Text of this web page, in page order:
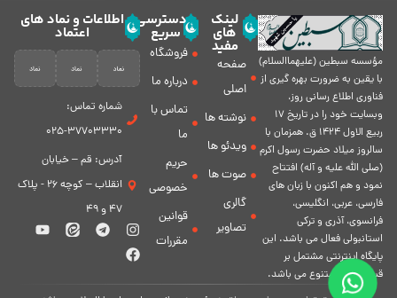
مؤسسه سبطين (عليهماالسلام)
با يقين به ضرورت بهره گیرى از
فناورى اطلاع رسانى روز،
وبسایت خود را در تاريخ 17
ربيع الاول 1424 ق. همزمان با
سالروز ميلاد حضرت رسول اكرم
(صلی الله علیه و آله) افتتاح
نمود و هم اكنون با زبان های
فارسی، عربى، انگلیسی،
فرانسوی، آذری و ترکی
استانبولی فعال مى باشد. اين
پايگاه اينترنتى مشتمل بر
قسمت هاى متنوع مى باشد.
لینک
های
مفید
صفحه
اصلی
نوشته ها
ویدئو ها
صوت ها
گالری
تصاویر
دسترسی
سریع
فروشگاه
درباره ما
تماس با
ما
حریم
خصوصی
قوانین
مقررات
اطلاعات و نماد های
اعتماد
شماره تماس:
37703330-025
آدرس: قم – خیابان
انقلاب – کوچه 26 - پلاک
47 و 49